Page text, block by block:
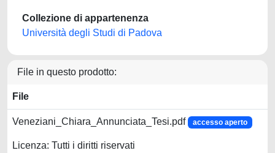
Collezione di appartenenza
Università degli Studi di Padova
File in questo prodotto:
File
Veneziani_Chiara_Annunciata_Tesi.pdf accesso aperto
Licenza: Tutti i diritti riservati